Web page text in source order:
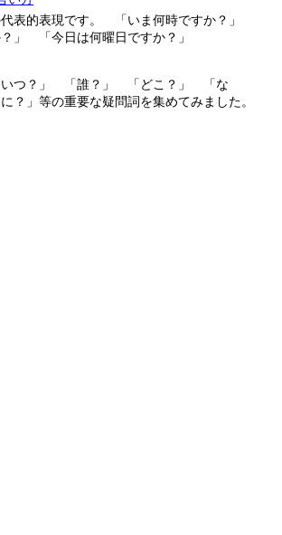
代表的表現です。 「いま何時ですか？」
？」 「今日は何曜日ですか？」
いつ？」 「誰？」 「どこ？」 「な
？」等の重要な疑問詞を集めてみました。